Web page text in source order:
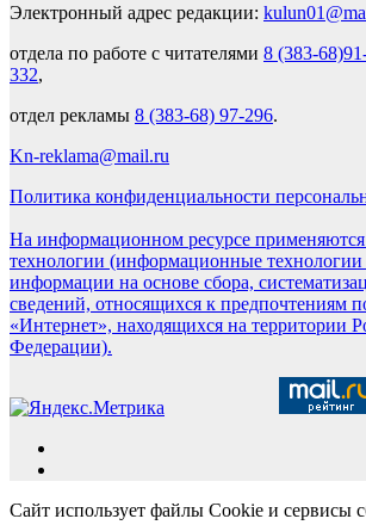
Электронный адрес редакции:
отдела по работе с читателями 8 (383-
332,
отдел рекламы 8 (383-68) 97-296.
Kn-reklama@mail.ru
Политика конфиденциальности
На информационном ресурсе применяются
технологии (информационные технологии
информации на основе сбора,
сведений, относящихся к предпочтениям
«Интернет», находящихся на территории
Федерации).
Сайт использует файлы Cookie и сервисы